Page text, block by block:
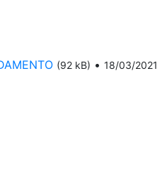
(92 kB) • 18/03/2021